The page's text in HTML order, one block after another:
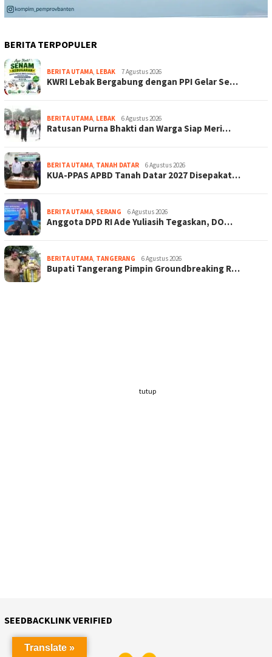
BERITA TERPOPULER
BERITA UTAMA, LEBAK 7 Agustus 2026
KWRI Lebak Bergabung dengan PPI Gelar Se…
BERITA UTAMA, LEBAK 6 Agustus 2026
Ratusan Purna Bhakti dan Warga Siap Meri…
BERITA UTAMA, TANAH DATAR 6 Agustus 2026
KUA-PPAS APBD Tanah Datar 2027 Disepakat…
BERITA UTAMA, SERANG 6 Agustus 2026
Anggota DPD RI Ade Yuliasih Tegaskan, DO…
BERITA UTAMA, TANGERANG 6 Agustus 2026
Bupati Tangerang Pimpin Groundbreaking R…
SEEDBACKLINK VERIFIED
tutup
Translate »